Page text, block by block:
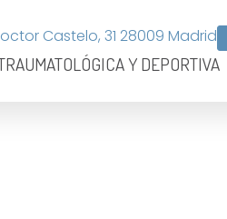
Castelo, 31 28009 Madrid
Y DEPORTIVA